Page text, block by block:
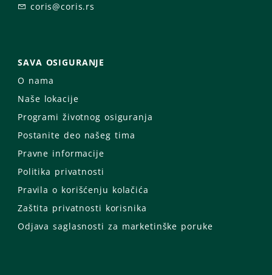
coris@coris.rs
SAVA OSIGURANJE
O nama
Naše lokacije
Programi životnog osiguranja
Postanite deo našeg tima
Pravne informacije
Politika privatnosti
Pravila o korišćenju kolačića
Zaštita privatnosti korisnika
Odjava saglasnosti za marketinške poruke